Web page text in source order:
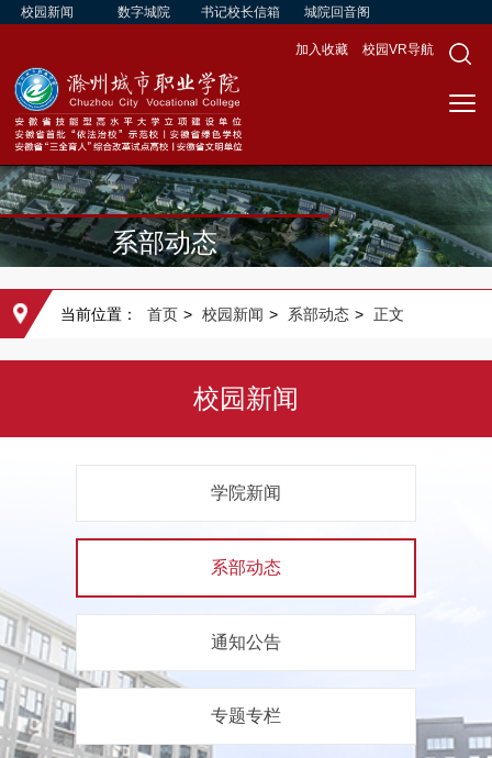
校园新闻 数字城院 书记校长信箱 城院回音阁
加入收藏 校园VR导航
系部动态
当前位置： 首页 > 校园新闻 > 系部动态 > 正文
校园新闻
学院新闻
系部动态
通知公告
专题专栏